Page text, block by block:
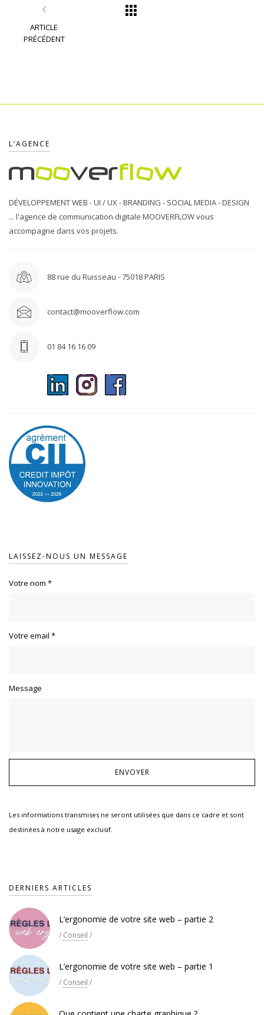
ARTICLE
PRÉCÉDENT
L’AGENCE
DÉVELOPPEMENT WEB - UI / UX - BRANDING - SOCIAL MEDIA - DESIGN
... l'agence de communication digitale MOOVERFLOW vous
accompagne dans vos projets.
88 rue du Ruisseau - 75018 PARIS
contact@mooverflow.com
01 84 16 16 09
LAISSEZ-NOUS UN MESSAGE
Votre nom *
Votre email *
Message
Les informations transmises ne seront utilisées que dans ce cadre et sont
destinées à notre usage exclusif.
DERNIERS ARTICLES
L’ergonomie de votre site web – partie 2
/ Conseil /
L’ergonomie de votre site web – partie 1
/ Conseil /